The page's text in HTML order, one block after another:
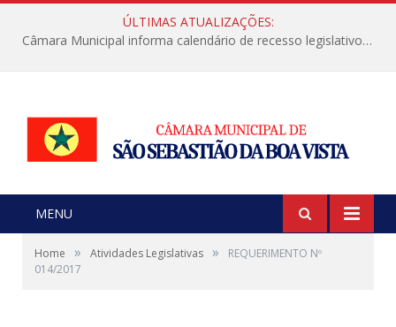
ÚLTIMAS ATUALIZAÇÕES:
Câmara Municipal informa calendário de recesso legislativo de julho
MENU
Home » Atividades Legislativas »
REQUERIMENTO Nº
014/2017